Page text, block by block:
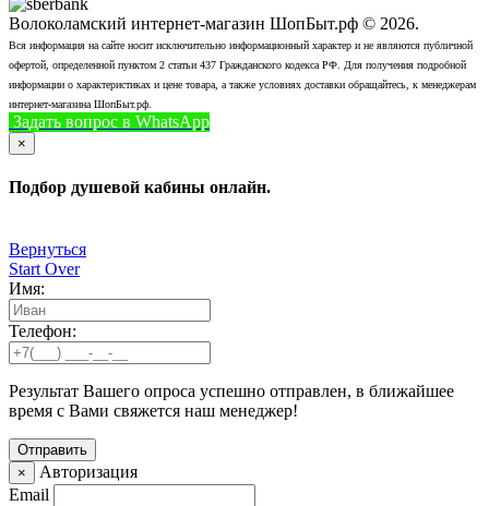
Волоколамский интернет-магазин ШопБыт.рф © 2026.
Вся информация на сайте носит исключительно информационный характер и не являются публичной
офертой, определенной пунктом 2 статьи 437 Гражданского кодекса РФ. Для получения подробной
информации о характеристиках и цене товара, а также условиях доставки обращайтесь, к менеджерам
интернет-магазина ШопБыт.рф.
Задать вопрос в WhatsApp
×
Подбор душевой кабины онлайн.
Вернуться
Start Over
Имя:
Телефон:
Результат Вашего опроса успешно отправлен, в ближайшее
время с Вами свяжется наш менеджер!
×
Авторизация
Email